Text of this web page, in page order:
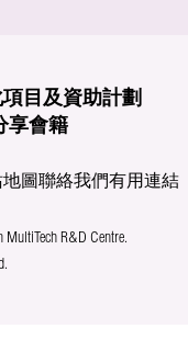
項目及資助計劃
享會籍
圖聯絡我們有用連結
R&D Centre.